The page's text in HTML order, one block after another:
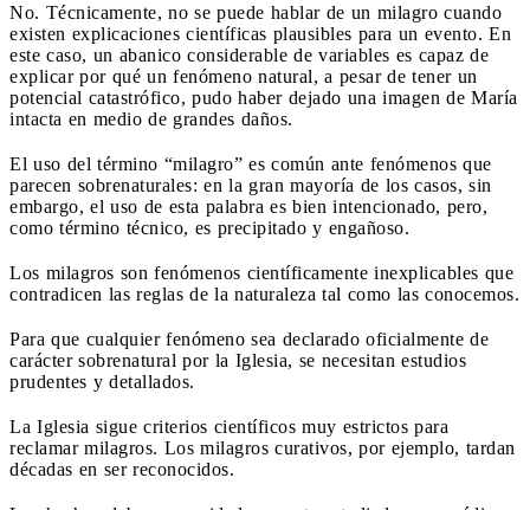
No. Técnicamente, no se puede hablar de un milagro cuando
existen explicaciones científicas plausibles para un evento. En
este caso, un abanico considerable de variables es capaz de
explicar por qué un fenómeno natural, a pesar de tener un
potencial catastrófico, pudo haber dejado una imagen de María
intacta en medio de grandes daños.
El uso del término “milagro” es común ante fenómenos que
parecen sobrenaturales: en la gran mayoría de los casos, sin
embargo, el uso de esta palabra es bien intencionado, pero,
como término técnico, es precipitado y engañoso.
Los milagros son fenómenos científicamente inexplicables que
contradicen las reglas de la naturaleza tal como las conocemos.
Para que cualquier fenómeno sea declarado oficialmente de
carácter sobrenatural por la Iglesia, se necesitan estudios
prudentes y detallados.
La Iglesia sigue criterios científicos muy estrictos para
reclamar milagros. Los milagros curativos, por ejemplo, tardan
décadas en ser reconocidos.